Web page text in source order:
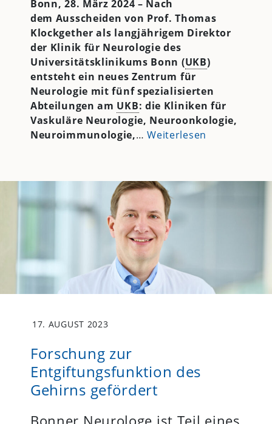
Bonn, 28. März 2024 – Nach
dem Ausscheiden von Prof. Thomas
Klockgether als langjährigem Direktor
der Klinik für Neurologie des
Universitätsklinikums Bonn (UKB)
entsteht ein neues Zentrum für
Neurologie mit fünf spezialisierten
Abteilungen am UKB: die Kliniken für
Vaskuläre Neurologie, Neuroonkologie,
Neuroimmunologie,…Weiterlesen
17. AUGUST 2023
Forschung zur
Entgiftungsfunktion des
Gehirns gefördert